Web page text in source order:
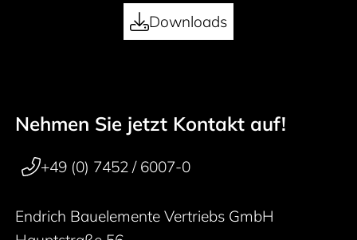
Downloads
50 years
Footer navigation
Nehmen Sie jetzt Kontakt auf!
+49 (0) 7452 / 6007-0
Endrich Bauelemente Vertriebs GmbH